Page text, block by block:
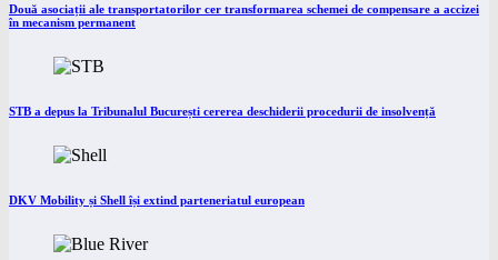
Două asociații ale transportatorilor cer transformarea schemei de compensare a accizei
în mecanism permanent
STB a depus la Tribunalul București cererea deschiderii procedurii de insolvență
DKV Mobility și Shell își extind parteneriatul european